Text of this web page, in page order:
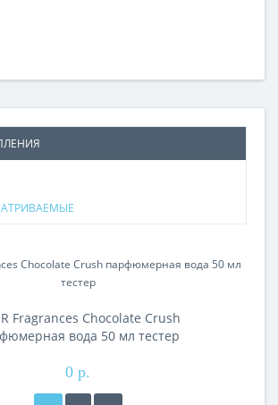
Fragrances Chocolate Crush
вода 50 мл тестер
0 р.